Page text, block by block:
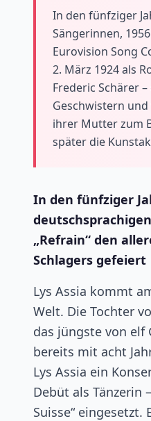
In den fünfziger
Sängerinnen,
Eurovision Song
2. März 1924 als
Frederic Schärer
Geschwistern
ihrer Mutter zum
später die
In den fünfziger
„Refrain“ den
Schlagers gefeiert
Lys Assia kommt
Welt. Die Tochter
das jüngste von elf
bereits mit acht
Lys Assia ein
Debüt als Tänzerin
Suisse“